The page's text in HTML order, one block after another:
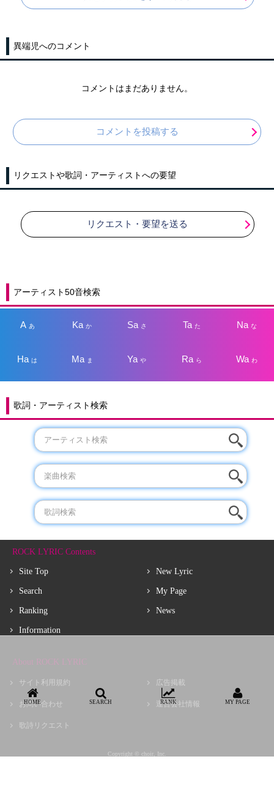
異端児へのコメント
コメントはまだありません。
コメントを投稿する
リクエストや歌詞・アーティストへの要望
リクエスト・要望を送る
アーティスト50音検索
A あ Kaか Sa さ Taた Na な
Haは Ma ま Yaや Ra ら Wa わ
歌詞・アーティスト検索
ROCK LYRIC Contents
Site Top
Search
Ranking
Information
New Lyric
My Page
News
About ROCK LYRIC
サイト利用規約
お問い合わせ
歌詩リクエスト
広告掲載
運営会社情報
Copyright © choir, Inc.
HOME SEARCH RANK MY PAGE